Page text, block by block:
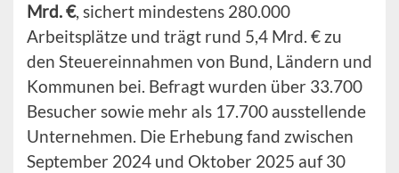
Mrd. €, sichert mindestens 280.000
Arbeitsplätze und trägt rund 5,4 Mrd. € zu
den Steuereinnahmen von Bund, Ländern und
Kommunen bei. Befragt wurden über 33.700
Besucher sowie mehr als 17.700 ausstellende
Unternehmen. Die Erhebung fand zwischen
September 2024 und Oktober 2025 auf 30